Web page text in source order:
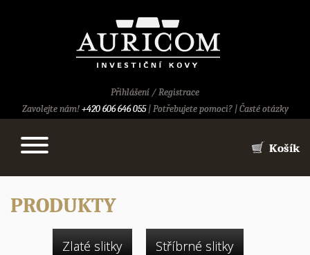
Přihlášení /Registrace
Zavolejte nám!+420 606 646 055|Potřebujete pomoci?|Časté otázky
Košík
PRODUKTY
Zlaté slitky Stříbrné slitky